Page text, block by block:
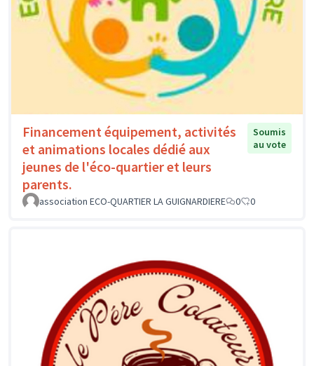
Financement équipement, activités
et animations locales dédié aux
jeunes de l'éco-quartier et leurs
parents.
Soumis
au vote
association ECO-QUARTIER LA GUIGNARDIERE 0 0